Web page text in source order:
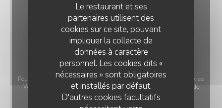
Le restaurant et ses
partenaires utilisent des
cookies sur ce site, pouvant
impliquer la collecte de
données à caractère
personnel. Les cookies dits «
nécessaires » sont obligatoires
et installés par défaut.
D'autres cookies facultatifs
Pour afficher la carte interactive Waze, vous devez accepter les cookies
Waze Map (Google). Ces cookies peuvent collecter des données de
navigation et de localisation.
Autoriser